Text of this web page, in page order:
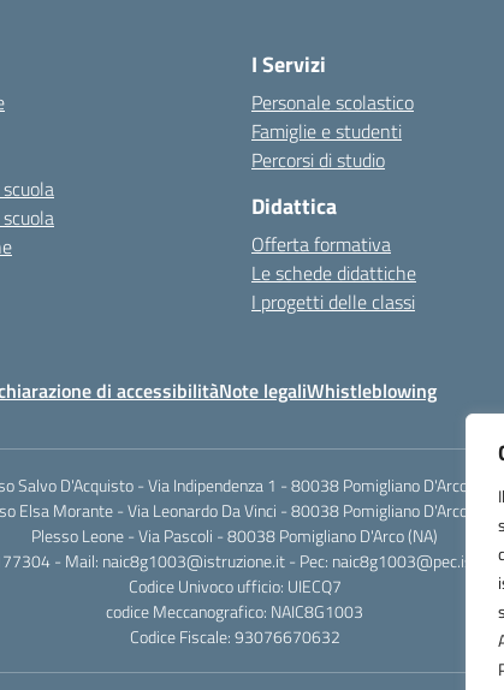
I Servizi
Personale scolastico
Famiglie e studenti
Percorsi di studio
Didattica
Offerta formativa
Le schede didattiche
I progetti delle classi
di accessibilitàNote legaliWhistleblowing
Salvo D'Acquisto - Via Indipendenza 1 - 80038 Pomigliano D'Arco (NA)
Elsa Morante - Via Leonardo Da Vinci - 80038 Pomigliano D'Arco (NA)
Plesso Leone - Via Pascoli - 80038 Pomigliano D'Arco (NA)
- Mail: naic8g1003@istruzione.it - Pec:
Codice Univoco ufficio: UIECQ7
codice Meccanografico: NAIC8G1003
Codice Fiscale: 93076670632